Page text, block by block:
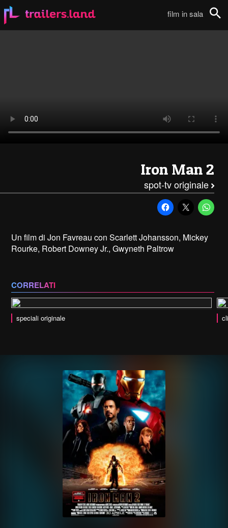
film in sala
Iron Man 2
spot-tv originale
Un film di Jon Favreau con Scarlett Johansson, Mickey
Rourke, Robert Downey Jr., Gwyneth Paltrow
CORRELATI
speciali originale